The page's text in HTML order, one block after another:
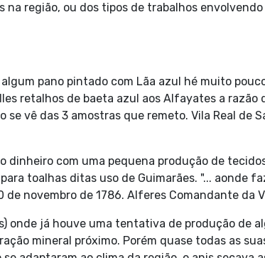
região, ou dos tipos de trabalhos
pano pintado com Lãa azul hé muito
retalhos de baeta azul aos Alfayates a razão
vê das 3 amostras que remeto. Vila Real de
com uma pequena produção de
toalhas ditas uso de Guimarães. "... aonde
novembro de 1786. Alferes Comandante da
onde já houve uma tentativa de produção de
mineral próximo. Porém quase todas as